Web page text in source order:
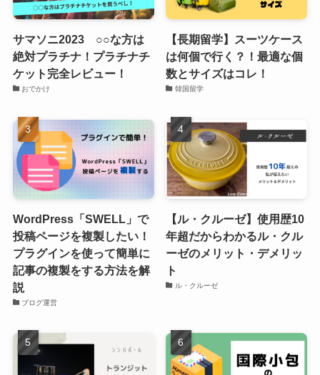
サマソニ2023 ○○な方は
絶対プラチナ！プラチナチ
ケット完全レビュー！
おでかけ
【長期留学】スーツケース
は何個で行く？！最適な個
数とサイズはコレ！
韓国留学
WordPress「SWELL」で
投稿ページを複製したい！
プラグインを使って簡単に
記事の複製をする方法を解
説
ブログ運営
【ル・クルーゼ】使用歴10
年超だからわかるル・クル
ーゼのメリット・デメリッ
ト
ル・クルーゼ